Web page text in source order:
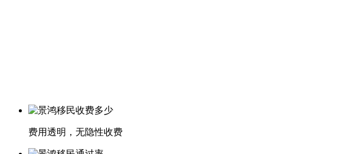
费用透明，无隐性收费